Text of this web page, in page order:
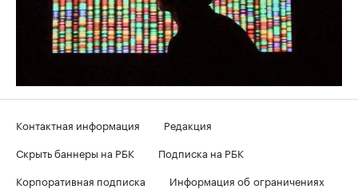
Контактная информация
Редакция
Скрыть баннеры на РБК
Подписка на РБК
Корпоративная подписка
Информация об ограничениях